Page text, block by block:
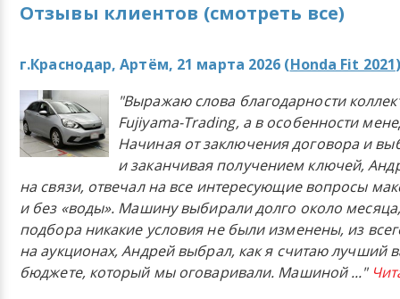
Отзывы клиентов (смотреть все)
г.Краснодар, Артём, 21 марта 2026 (Honda Fit 2021
"Выражаю слова благодарности
Fujiyama-Trading, а в особенности
Начиная от заключения договора и
и заканчивая получением ключей,
на связи, отвечал на все интересующие вопросы
и без «воды». Машину выбирали долго около
подбора никакие условия не были изменены, из
на аукционах, Андрей выбрал, как я считаю лучший
бюджете, который мы оговаривали. Машиной..."